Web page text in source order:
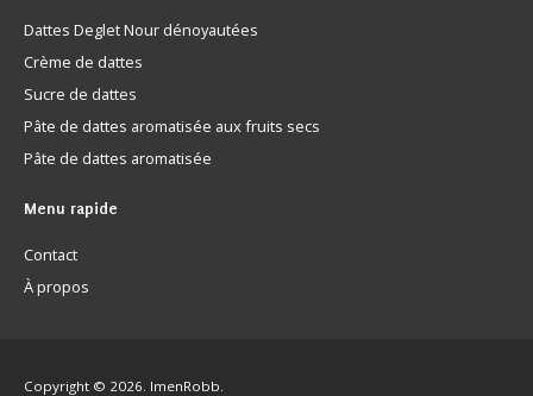
Dattes Deglet Nour dénoyautées
Crème de dattes
Sucre de dattes
Pâte de dattes aromatisée aux fruits secs
Pâte de dattes aromatisée
Menu rapide
Contact
À propos
Copyright © 2026. ImenRobb.